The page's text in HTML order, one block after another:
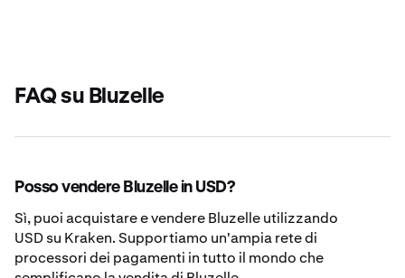
FAQ su Bluzelle
Posso vendere Bluzelle in USD?
Sì, puoi acquistare e vendere Bluzelle utilizzando
USD su Kraken. Supportiamo un'ampia rete di
processori dei pagamenti in tutto il mondo che